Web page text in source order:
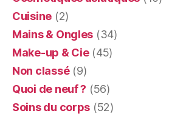
Cuisine (2)
Mains & Ongles (34)
Make-up & Cie(45)
Non classé(9)
Quoi de neuf ? (56)
Soins du corps (52)